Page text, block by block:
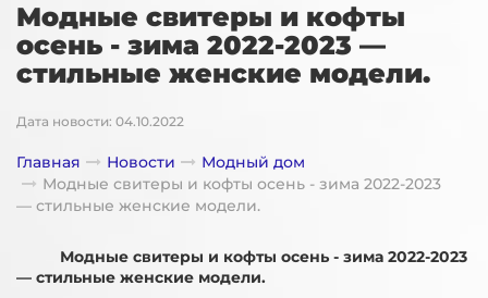
Модные свитеры и кофты
осень - зима 2022-2023 —
стильные женские модели.
Дата новости: 04.10.2022
Главная Новости
Модный дом
Модные свитеры и кофты осень - зима 2022-2023
— стильные женские модели.
Модные свитеры и кофты осень - зима 2022-2023
— стильные женские модели.